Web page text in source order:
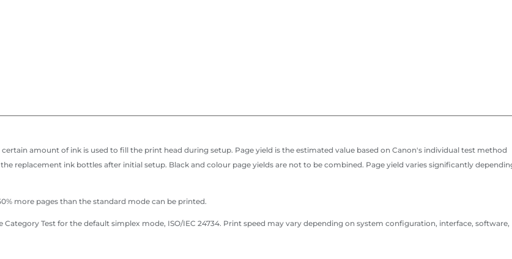
amount of ink is used to fill the print head during setup. Page yield is the estimated value based on Canon's individual test method
replacement ink bottles after initial setup. Black and colour page yields are not to be combined. Page yield varies significantly
more pages than the standard mode can be printed.
Category Test for the default simplex mode, ISO/IEC 24734. Print speed may vary depending on system configuration, interface, software,